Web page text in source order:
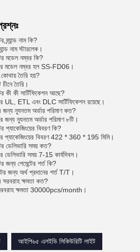
নাম কি?
নাম স্টারলেক।
মডেল নম্বর কি?
মডেল নম্বর হল SS-FD06।
তৈরি হয়?
তৈরি।
কী কী সার্টিফিকেশন আছে?
UL, ETL এবং DLC সার্টিফিকেশন রয়েছে।
ন্যূনতম অর্ডার পরিমাণ কত?
ন্যূনতম অর্ডার পরিমাণ ৮টি।
বিবরণ কি?
প্যাকেজিংয়ের বিবরণ 422 * 360 * 195 মিমি।
ডেলিভারি সময় কত?
সময় 7-15 কার্যদিবস।
পেমেন্টের শর্ত কি?
জন্য অর্থ প্রদানের শর্ত T/T।
ক্ষমতা কত?
ক্ষমতা 30000pcs/month।
আইপি৬৫ এলইডি সিকিউরিটি লাইট